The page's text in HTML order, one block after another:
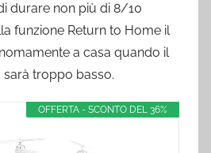
durare non più di 8/10
funzione Return to Home il
a casa quando il
troppo basso.
OFFERTA - SCONTO DEL 36%